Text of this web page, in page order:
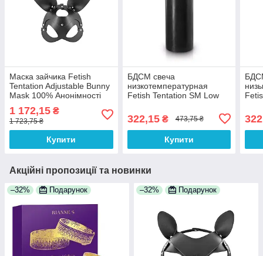
Маска зайчика Fetish
Tentation Adjustable Bunny
Mask 100% Анонімності
1 172,15 ₴
1 723,75 ₴
Купити
БДСМ cвеча
низкотемпературная
Fetish Tentation SM Low
100% Анонімності
322,15₴ 473,75 ₴
Купити
Акційні пропозиції та новинки
–32% Подарунок –32% Подарунок